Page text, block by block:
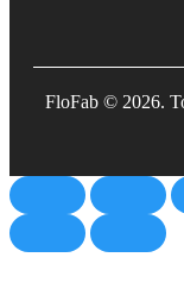
FloFab © 2026.